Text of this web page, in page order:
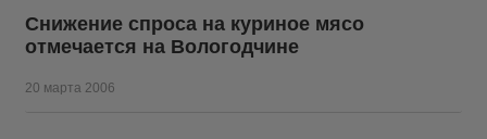
Снижение спроса на куриное мясо
отмечается на Вологодчине
20 марта 2006